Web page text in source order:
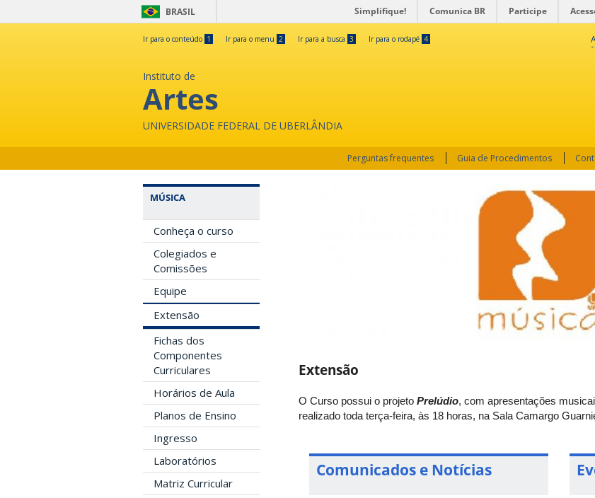
BRASIL Simplifique! Comunica BR Participe
Ir para o conteúdo 1 Ir para o menu 2 Ir para a busca 3 Ir para o rodapé 4
Instituto de
Artes
UNIVERSIDADE FEDERAL DE UBERLÂNDIA
Perguntas frequentes Guia de Procedimentos
MÚSICA
Conheça o curso
Colegiados e
Comissões
Equipe
Extensão
Fichas dos
Componentes
Curriculares
Horários de Aula
Planos de Ensino
Ingresso
Laboratórios
Matriz Curricular
Extensão
O Curso possui o projeto Prelúdio, com apresentações
realizado toda terça-feira, às 18 horas, na Sala Camargo
Comunicados e Notícias